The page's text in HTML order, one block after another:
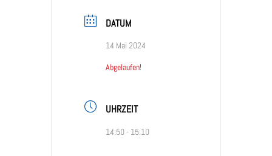
DATUM
14 Mai 2024
Abgelaufen!
UHRZEIT
14:50 - 15:10